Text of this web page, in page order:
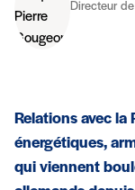
Directeur de
Relations avec
énergétiques,
qui viennent